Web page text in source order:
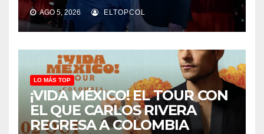
AGO 5, 2026 ELTOPCOL
LO MÁS TOP
¡VIDA MÉXICO! EL TOUR CON
EL QUE CARLOS RIVERA
REGRESA A COLOMBIA